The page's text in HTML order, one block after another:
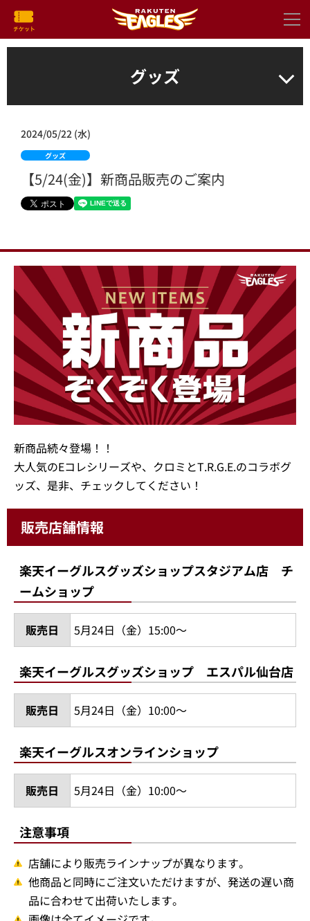
グッズ
2024/05/22 (水)
グッズ
【5/24(金)】新商品販売のご案内
新商品続々登場！！
大人気のEコレシリーズや、クロミとT.R.G.E.のコラボグ
ッズ、是非、チェックしてください！
販売店舗情報
楽天イーグルスグッズショップスタジアム店 チ
ームショップ
販売日 5月24日（金）15:00～
楽天イーグルスグッズショップ エスパル仙台店
販売日 5月24日（金）10:00～
楽天イーグルスオンラインショップ
販売日 5月24日（金）10:00～
注意事項
店舗により販売ラインナップが異なります。
他商品と同時にご注文いただけますが、発送の遅い商
品に合わせて出荷いたします。